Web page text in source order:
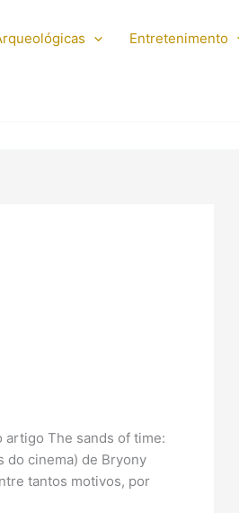
Entretenimento
artigo The sands of time:
do cinema) de Bryony
tantos motivos, por